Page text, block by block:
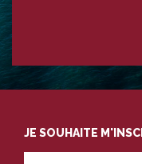
JE SOUHAITE